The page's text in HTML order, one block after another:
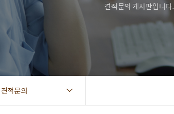
견적문의 게시판입니다.
견적문의